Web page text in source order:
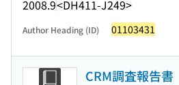
2008.9<DH411-J249>
Author Heading (ID) 01103431
CRM調査報告書